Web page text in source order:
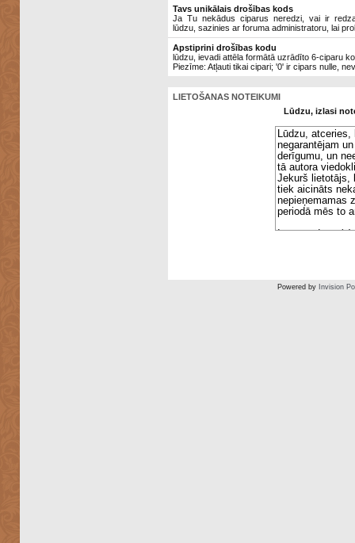
Tavs unikālais drošības kods
Ja Tu nekādus ciparus neredzi, vai ir
lūdzu, sazinies ar foruma administratoru, lai
Apstiprini drošības kodu
lūdzu, ievadi attēla formātā uzrādīto 6-ciparu
Piezīme: Atļauti tikai cipari; '0' ir cipars nulle,
LIETOŠANAS NOTEIKUMI
Lūdzu, izlasi
Powered by Invision